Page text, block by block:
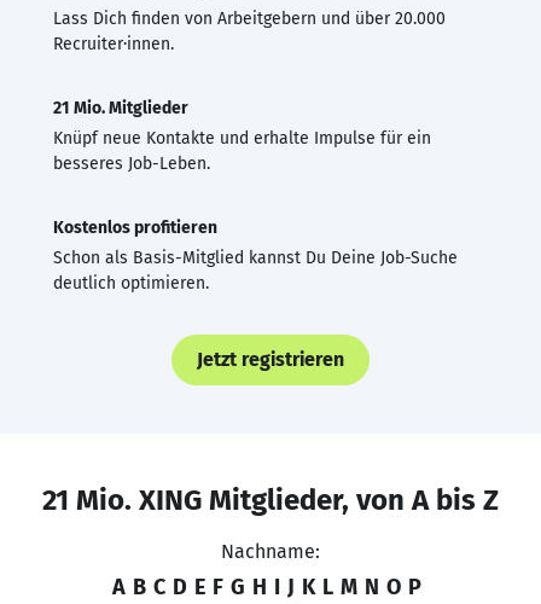
Lass Dich finden von Arbeitgebern und über 20.000
Recruiter·innen.
21 Mio. Mitglieder
Knüpf neue Kontakte und erhalte Impulse für ein
besseres Job-Leben.
Kostenlos profitieren
Schon als Basis-Mitglied kannst Du Deine Job-Suche
deutlich optimieren.
Jetzt registrieren
21 Mio. XING Mitglieder, von A bis Z
Nachname:
A B C D E F G H I J K L M N O P